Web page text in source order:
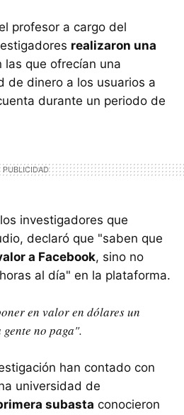
profesor a cargo del
realizaron una
las que ofrecían una
de dinero a los usuarios a
durante un periodo de
investigadores que
declaró que "saben que
a Facebook, sino no
al día" en la plataforma.
en valor en dólares un
no paga".
han contado con
universidad de
subasta conocieron